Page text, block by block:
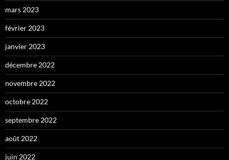
mars 2023
février 2023
janvier 2023
décembre 2022
novembre 2022
octobre 2022
septembre 2022
août 2022
juin 2022